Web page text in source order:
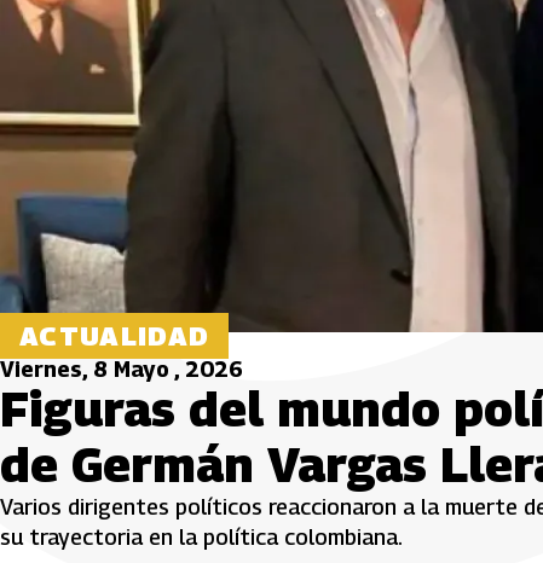
ACTUALIDAD
Viernes, 8 Mayo , 2026
Figuras del mundo
de Germán Vargas
Varios dirigentes políticos reaccionaron a la muerte
su trayectoria en la política colombiana.